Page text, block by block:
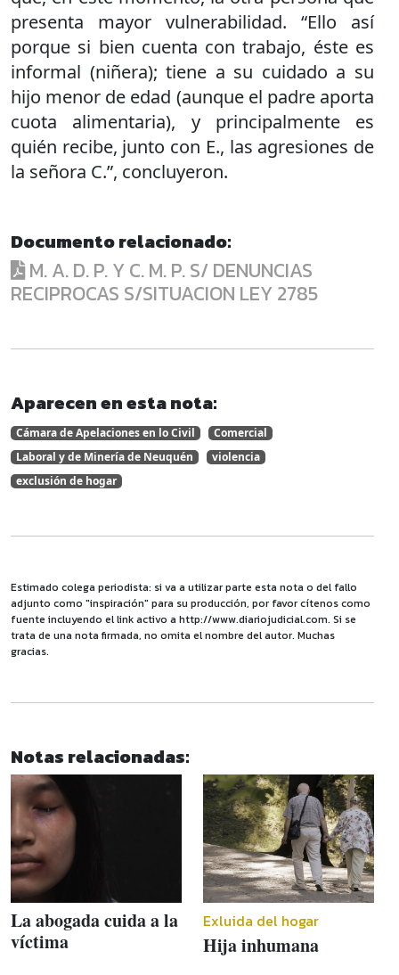
presenta mayor vulnerabilidad. “Ello así
porque si bien cuenta con trabajo, éste es
informal (niñera); tiene a su cuidado a su
hijo menor de edad (aunque el padre aporta
cuota alimentaria), y principalmente es
quién recibe, junto con E., las agresiones de
la señora C.”, concluyeron.
Documento relacionado:
M. A. D. P. Y C. M. P. S/ DENUNCIAS
RECIPROCAS S/SITUACION LEY 2785
Aparecen en esta nota:
Cámara de Apelaciones en lo Civil
Comercial
Laboral y de Minería de Neuquén
violencia
exclusión de hogar
Estimado colega periodista: si va a utilizar parte esta nota o del fallo
adjunto como "inspiración" para su producción, por favor cítenos como
fuente incluyendo el link activo a http://www.diariojudicial.com. Si se
trata de una nota firmada, no omita el nombre del autor. Muchas
gracias.
Notas relacionadas:
La abogada cuida a la
víctima
Exluida del hogar
Hija inhumana